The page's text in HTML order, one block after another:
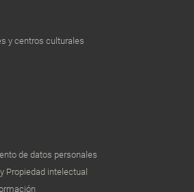
y centros culturales
de datos personales
Propiedad intelectual